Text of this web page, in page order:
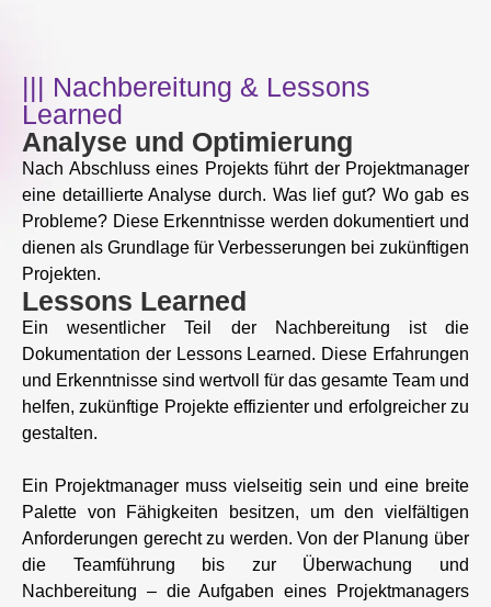
||| Nachbereitung & Lessons
Learned
Analyse und Optimierung
Nach Abschluss eines Projekts führt der Projektmanager
eine detaillierte Analyse durch. Was lief gut? Wo gab es
Probleme? Diese Erkenntnisse werden dokumentiert und
dienen als Grundlage für Verbesserungen bei zukünftigen
Projekten.
Lessons Learned
Ein wesentlicher Teil der Nachbereitung ist die
Dokumentation der Lessons Learned. Diese Erfahrungen
und Erkenntnisse sind wertvoll für das gesamte Team und
helfen, zukünftige Projekte effizienter und erfolgreicher zu
gestalten.
Ein Projektmanager muss vielseitig sein und eine breite
Palette von Fähigkeiten besitzen, um den vielfältigen
Anforderungen gerecht zu werden. Von der Planung über
die Teamführung bis zur Überwachung und
Nachbereitung – die Aufgaben eines Projektmanagers